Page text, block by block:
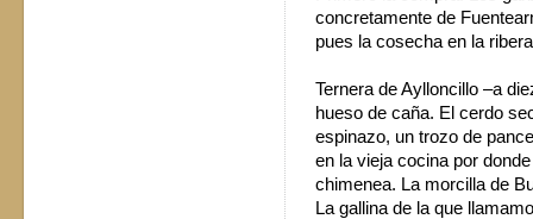
concretamente de
pues la cosecha en la
Ternera de Aylloncillo –a
hueso de caña. El cerdo
espinazo, un trozo de
en la vieja cocina por
chimenea. La morcilla de
La gallina de la que